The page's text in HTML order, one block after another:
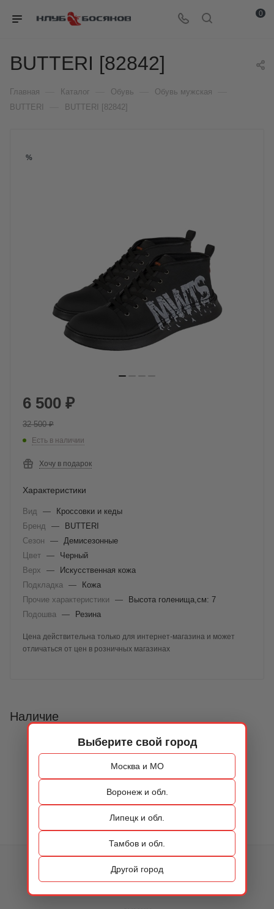
Выберите свой город
Москва и МО
Воронеж и обл.
Липецк и обл.
Тамбов и обл.
Другой город
0
BUTTERI [82842]
Главная Каталог Обувь Обувь мужская
BUTTERI BUTTERI [82842]
%
6 500 ₽
32 500₽
Есть в наличии
Хочу в подарок
Характеристики
Вид —
Кроссовки и кеды
Бренд
—
BUTTERI
Сезон
—
Демисезонные
Цвет —
Черный
Верх
—
Искусственная кожа
Подкладка
—
Кожа
Прочие характеристики
—
Высота голенища,см: 7
Подошва
— Резина
Цена действительна только для интернет-магазина и может
отличаться от цен в розничных магазинах
Наличие